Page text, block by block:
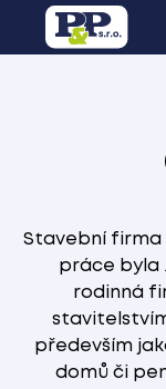
Stavební firma
práce byla
rodinná
především
domů či